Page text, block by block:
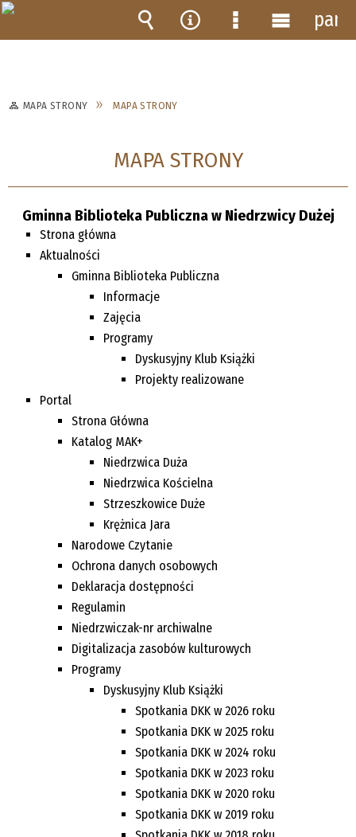
MAPA STRONY MAPA STRONY
MAPA STRONY
Gminna Biblioteka Publiczna w Niedrzwicy Dużej
Strona główna
Aktualności
Gminna Biblioteka Publiczna
Informacje
Zajęcia
Programy
Dyskusyjny Klub Książki
Projekty realizowane
Portal
Strona Główna
Katalog MAK+
Niedrzwica Duża
Niedrzwica Kościelna
Strzeszkowice Duże
Krężnica Jara
Narodowe Czytanie
Ochrona danych osobowych
Deklaracja dostępności
Regulamin
Niedrzwiczak-nr archiwalne
Digitalizacja zasobów kulturowych
Programy
Dyskusyjny Klub Książki
Spotkania DKK w 2026 roku
Spotkania DKK w 2025 roku
Spotkania DKK w 2024 roku
Spotkania DKK w 2023 roku
Spotkania DKK w 2020 roku
Spotkania DKK w 2019 roku
Wyszukiwarka
Narzędzia
MenuMenu